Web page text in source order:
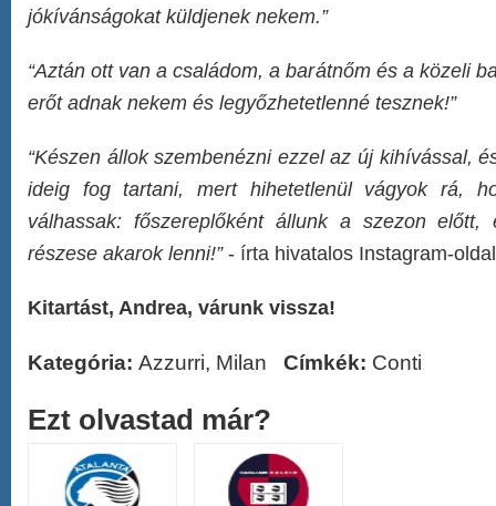
jókívánságokat küldjenek nekem.”
“Aztán ott van a családom, a barátnőm és a közeli
erőt adnak nekem és legyőzhetetlenné tesznek!”
“Készen állok szembenézni ezzel az új kihívással,
ideig fog tartani, mert hihetetlenül vágyok rá,
válhassak: főszereplőként állunk a szezon
részese akarok lenni!” - írta hivatalos Instagram-
Kitartást, Andrea, várunk vissza!
Kategória: Azzurri, Milan Címkék: Conti
Ezt olvastad már?